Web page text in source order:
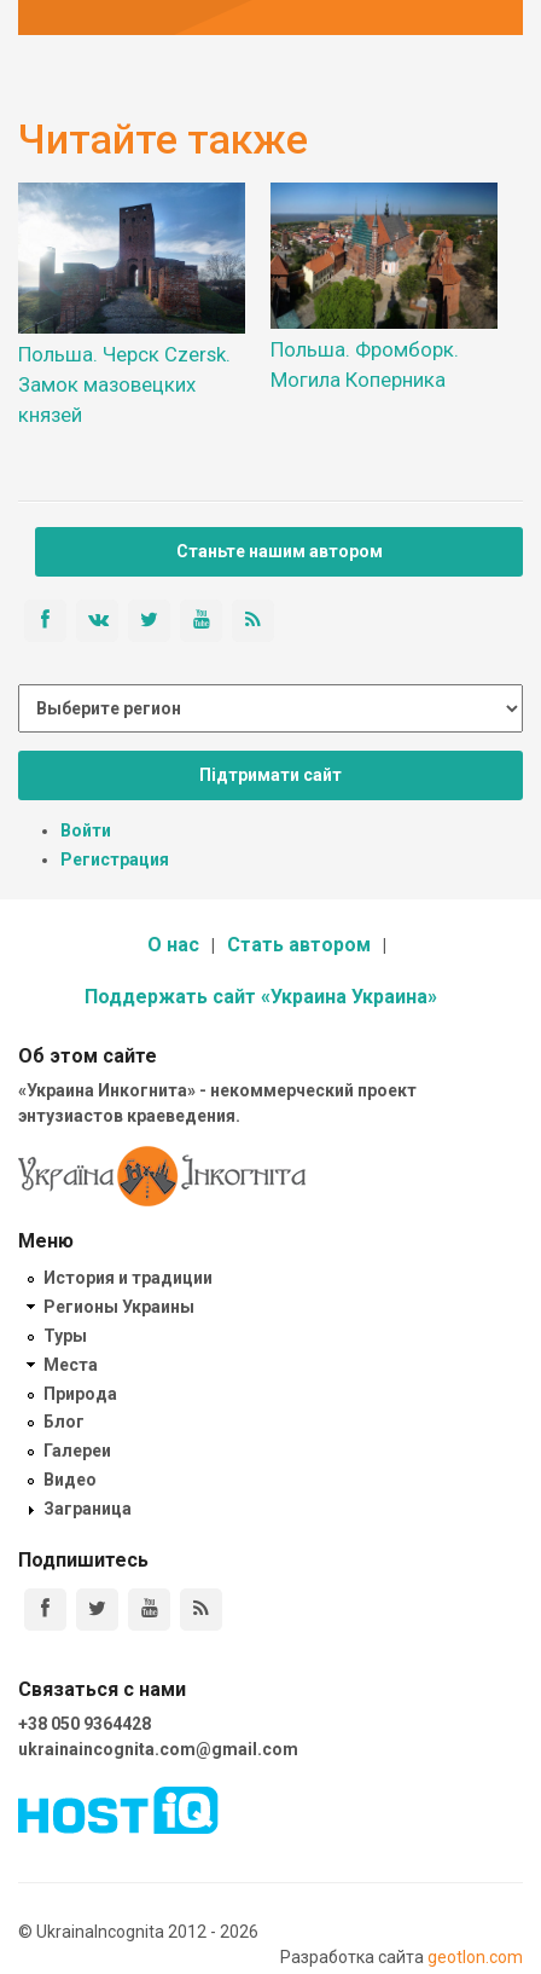
Читайте также
Польша. Черск Czersk.
Замок мазовецких
князей
Польша. Фромборк.
Могила Коперника
Станьте нашим автором
Підтримати сайт
Войти
Регистрация
О нас Стать автором
Поддержать сайт «Украина Украина»
Об этом сайте
«Украина Инкогнита» - некоммерческий проект
энтузиастов краеведения.
Меню
История и традиции
Регионы Украины
Туры
Места
Природа
Блог
Галереи
Видео
Заграница
Подпишитесь
Связаться с нами
+38 050 9364428
ukrainaincognita.com@gmail.com
© UkrainaIncognita 2012 - 2026
Разработка сайтаgeotlon.com